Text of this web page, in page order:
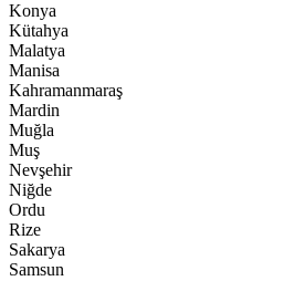
Konya
Kütahya
Malatya
Manisa
Kahramanmaraş
Mardin
Muğla
Muş
Nevşehir
Niğde
Ordu
Rize
Sakarya
Samsun